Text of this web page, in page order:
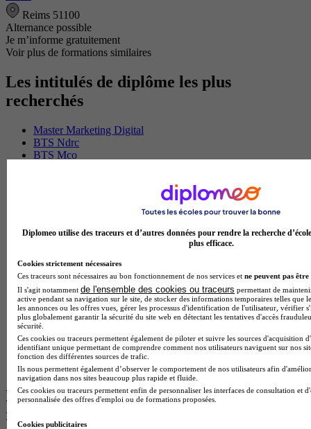
Reims 51100
Alternance possible
Je m’informe gratuitement
Voir plus de formations similaires
Les intitulés de diplôme les plus
recherchés
Master Marketing Digital
BTS Ndrc
BTS Mco
BTS Communication
BTS Pi
Master International Business
BTS Sp3s
BAC Pro Assp
BTS Gpme
Master MA
BTS Dietetique
Master Mass
Cap Cuisine
Les intitulés de diplôme par ville les plus
recherchés
Diplomeo utilise des traceurs et d’autres données pour rendre la recherche
plus efficace.
Cookies strictement nécessaires
Ces traceurs sont nécessaires au bon fonctionnement de nos services et ne peuvent pas être
Il s'agit notamment de l'ensemble des cookies ou traceurs permettant de
active pendant sa navigation sur le site, de stocker des informations temporaires telles que
les annonces ou les offres vues, gérer les processus d'identification de l'utilisateur, vérifier
plus globalement garantir la sécurité du site web en détectant les tentatives d'accès
sécurité.
Ces cookies ou traceurs permettent également de piloter et suivre les sources d'acquisition
identifiant unique permettant de comprendre comment nos utilisateurs naviguent sur nos
fonction des différentes sources de trafic.
Ils nous permettent également d’observer le comportement de nos utilisateurs afin
navigation dans nos sites beaucoup plus rapide et fluide.
Ces cookies ou traceurs permettent enfin de personnaliser les interfaces de consultation et
personnalisée des offres d'emploi ou de formations proposées.
Cookies publicitaires